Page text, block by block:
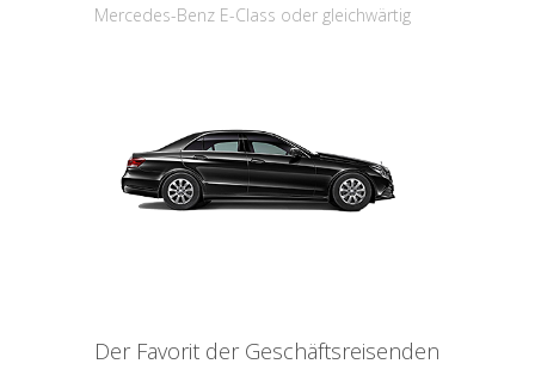
Mercedes-Benz E-Class oder gleichwärtig
Der Favorit der Geschäftsreisenden